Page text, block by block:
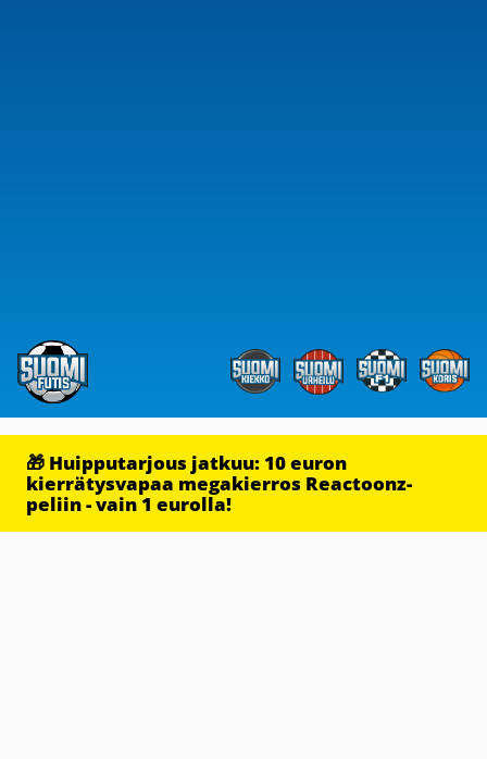
🎁 Huipputarjous jatkuu: 10 euron
kierrätysvapaa megakierros Reactoonz-
peliin - vain 1 eurolla!